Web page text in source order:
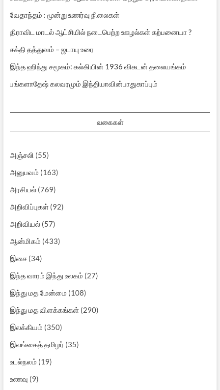
வேதாந்தம் : மூன்று உணர்வு நிலைகள்
திராவிட மாடல் ஆட்சியில் நடைபெற்ற ஊழல்கள் கற்பனையா ?
சக்தி தத்துவம் – ஜடாயு உரை
இந்த ஹிந்து சமூகம்: கல்கியின் 1936 விகடன் தலையங்கம்
பங்களாதேஷ் கலவரமும் இந்தியாவின்பாதுகாப்பும்
வகைகள்
அஞ்சலி (55)
அனுபவம் (163)
அரசியல்(769)
அறிவிப்புகள்(92)
அறிவியல்(57)
ஆன்மிகம் (433)
இசை(34)
இந்த வாரம் இந்து உலகம் (27)
இந்து மத மேன்மை (108)
இந்து மத விளக்கங்கள்(290)
இலக்கியம் (350)
இலங்கைத் தமிழர் (35)
உடல்நலம் (19)
உணவு (9)